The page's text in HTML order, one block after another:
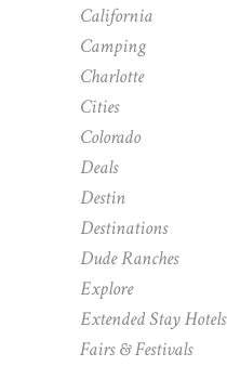
California
Camping
Charlotte
Cities
Colorado
Deals
Destin
Destinations
Dude Ranches
Explore
Extended Stay Hotels
Fairs & Festivals